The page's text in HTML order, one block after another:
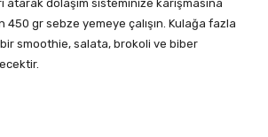
atarak dolaşım sisteminize karışmasına
450 gr sebze yemeye çalışın. Kulağa fazla
smoothie, salata, brokoli ve biber